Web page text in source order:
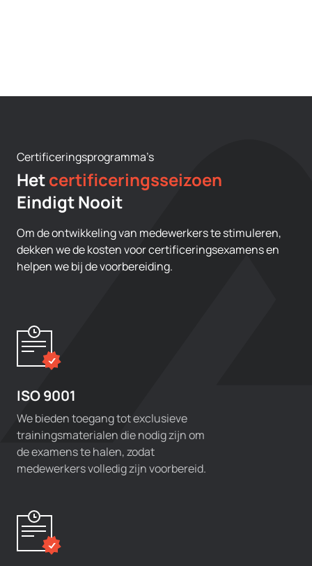
Certificeringsprogramma’s
Hetcertificeringsseizoen
Eindigt Nooit
Om de ontwikkeling van medewerkers te stimuleren,
dekken we de kosten voor certificeringsexamens en
helpen we bij de voorbereiding.
ISO 9001
We bieden toegang tot exclusieve
trainingsmaterialen die nodig zijn om
de examens te halen, zodat
medewerkers volledig zijn voorbereid.